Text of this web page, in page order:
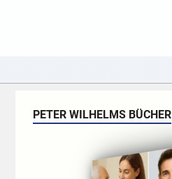
PETER WILHELMS BÜCHER